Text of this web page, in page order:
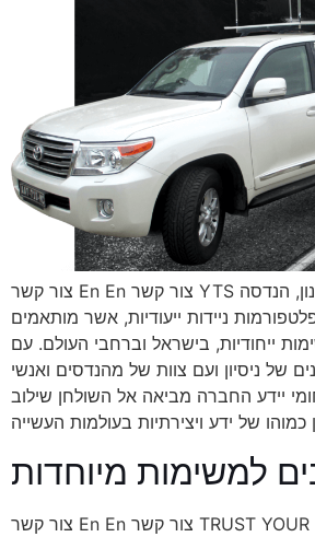
צור קשר En En צור קשר YTS מערכות מתמחה בתכנון, הנדסה
ניידות ייעודיות, אשר מותאמים
ייחודיות, בישראל וברחבי העולם. עם
מ-35 שנים של ניסיון ועם צוות של מהנדסים ואנשי
יידע החברה מביאה אל השולחן שילוב
צור קשר En En צור קשר TRUST YOUR MISSION TO THE